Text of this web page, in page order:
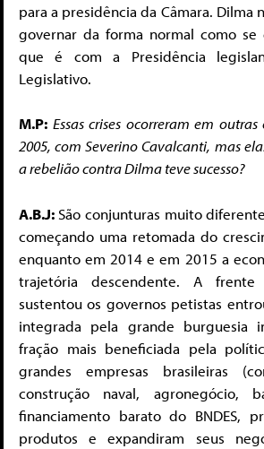
para a presidência da Câmara. Dilma
governar da forma normal como se
que é com a Presidência
Legislativo.
M.P: Essas crises ocorreram em
2005, com Severino Cavalcanti, mas
a rebelião contra Dilma teve sucesso?
A.B.J: São conjunturas muito
começando uma retomada do
enquanto em 2014 e em 2015 a
trajetória descendente. A
sustentou os governos petistas
integrada pela grande burguesia
fração mais beneficiada pela
grandes empresas brasileiras
construção naval, agronegócio,
financiamento barato do BNDES,
produtos e expandiram seus